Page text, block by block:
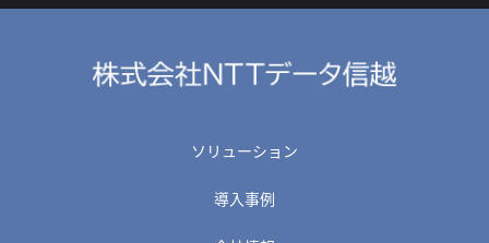
ソリューション
導入事例